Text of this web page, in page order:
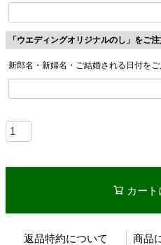
「ウエディングオリジナルのし」をご
新郎名・新婦名・ご結婚される日付を
カート
返品特約について 商品